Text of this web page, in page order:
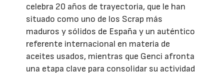
celebra 20 años de trayectoria, que le han
situado como uno de los Scrap más
maduros y sólidos de España y un auténtico
referente internacional en materia de
aceites usados, mientras que Genci afronta
una etapa clave para consolidar su actividad